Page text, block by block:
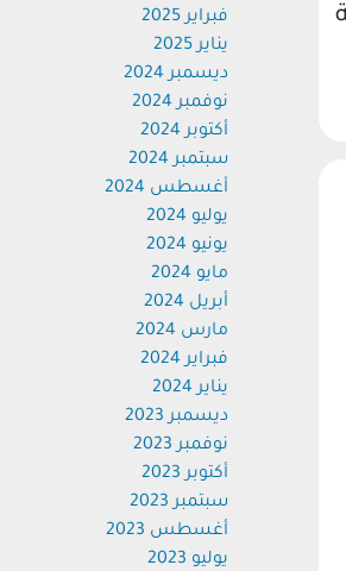
فبراير 2025
يناير 2025
ديسمبر 2024
نوفمبر 2024
أكتوبر 2024
سبتمبر 2024
أغسطس 2024
يوليو 2024
يونيو 2024
مايو 2024
أبريل 2024
مارس 2024
فبراير 2024
يناير 2024
ديسمبر 2023
نوفمبر 2023
أكتوبر 2023
سبتمبر 2023
أغسطس 2023
يوليو 2023